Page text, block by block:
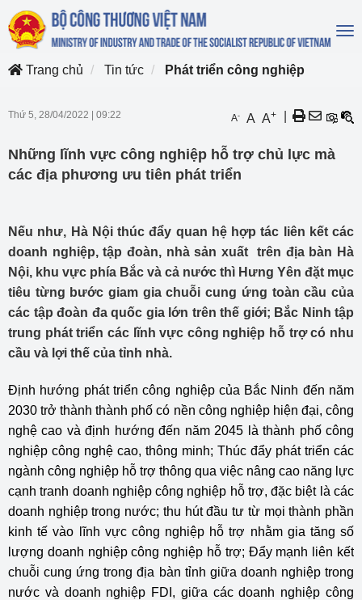
Trang chủ
Tin tức Phát triển công nghiệp
Thứ 5, 28/04/2022 09:22 A- A A+
Những lĩnh vực công nghiệp hỗ trợ chủ lực mà
các địa phương ưu tiên phát triển
Nếu như, Hà Nội thúc đẩy quan hệ hợp tác liên kết các
doanh nghiệp, tập đoàn, nhà sản xuất trên địa bàn Hà
Nội, khu vực phía Bắc và cả nước thì Hưng Yên đặt mục
tiêu từng bước giam gia chuỗi cung ứng toàn cầu của
các tập đoàn đa quốc gia lớn trên thế giới; Bắc Ninh tập
trung phát triển các lĩnh vực công nghiệp hỗ trợ có nhu
cầu và lợi thế của tỉnh nhà.
Định hướng phát triển công nghiệp của Bắc Ninh đến năm
2030 trở thành thành phố có nền công nghiệp hiện đại, công
nghệ cao và định hướng đến năm 2045 là thành phố công
nghiệp công nghệ cao, thông minh; Thúc đẩy phát triển các
ngành công nghiệp hỗ trợ thông qua việc nâng cao năng lực
cạnh tranh doanh nghiệp công nghiệp hỗ trợ, đặc biệt là các
doanh nghiệp trong nước; thu hút đầu tư từ mọi thành phần
kinh tế vào lĩnh vực công nghiệp hỗ trợ nhằm gia tăng số
lượng doanh nghiệp công nghiệp hỗ trợ; Đẩy mạnh liên kết
chuỗi cung ứng trong địa bàn tỉnh giữa doanh nghiệp trong
nước và doanh nghiệp FDI, giữa các doanh nghiệp công